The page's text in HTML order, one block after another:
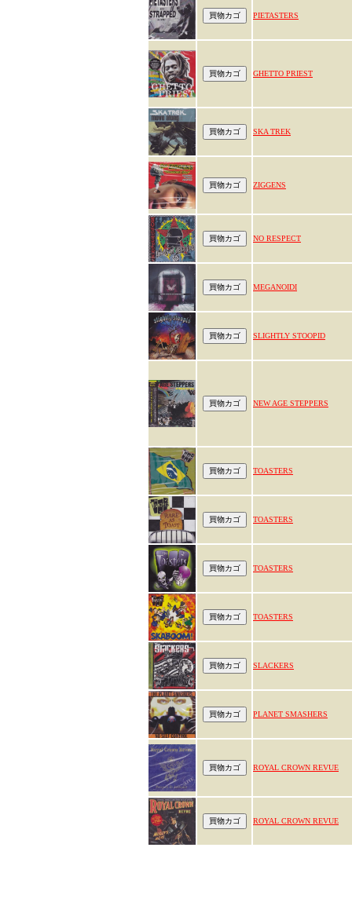
PIETASTERS
GHETTO PRIEST
SKA TREK
ZIGGENS
NO RESPECT
MEGANOIDI
SLIGHTLY STOOPID
NEW AGE STEPPERS
TOASTERS
TOASTERS
TOASTERS
TOASTERS
SLACKERS
PLANET SMASHERS
ROYAL CROWN REVUE
ROYAL CROWN REVUE